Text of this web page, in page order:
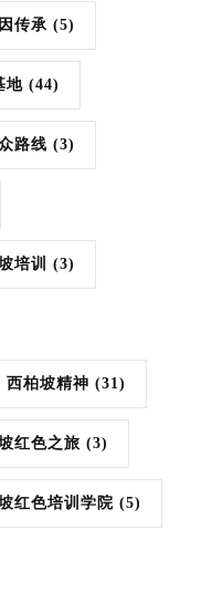
传承 (5)
地 (44)
路线 (3)
培训 (3)
西柏坡精神 (31)
红色之旅 (3)
红色培训学院 (5)